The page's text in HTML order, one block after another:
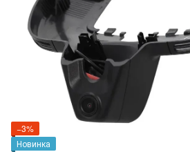
−3%
Новинка